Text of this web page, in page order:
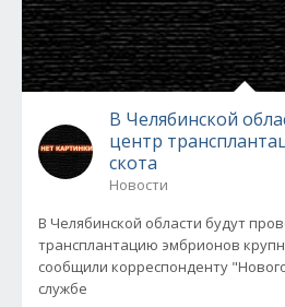
В Челябинской
центр
скота
Новости
В Челябинской области будут
трансплантацию эмбрионов
сообщили корреспонденту
службе